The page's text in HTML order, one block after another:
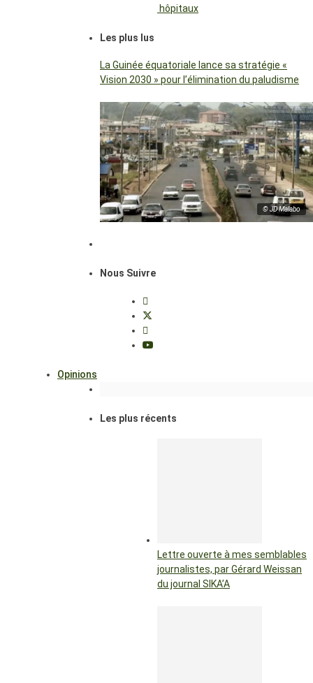
hôpitaux
Les plus lus
La Guinée équatoriale lance sa stratégie «
Vision 2030 » pour l’élimination du paludisme
© JD Malabo
Nous Suivre
Opinions
Les plus récents
Lettre ouverte à mes semblables
journalistes, par Gérard Weissan
du journal SIKA’A